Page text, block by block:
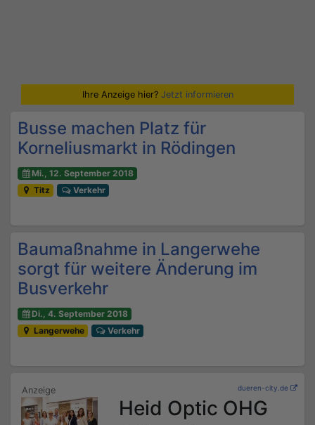
Ihre Anzeige hier? Jetzt informieren
Busse machen Platz für
Korneliusmarkt in Rödingen
Mi., 12. September 2018
Titz
Verkehr
Baumaßnahme in Langerwehe
sorgt für weitere Änderung im
Busverkehr
Di., 4. September 2018
Langerwehe
Verkehr
dueren-city.de
Heid Optic OHG